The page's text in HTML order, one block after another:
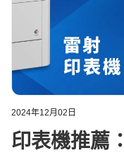
2024年12月02日
印表機推薦